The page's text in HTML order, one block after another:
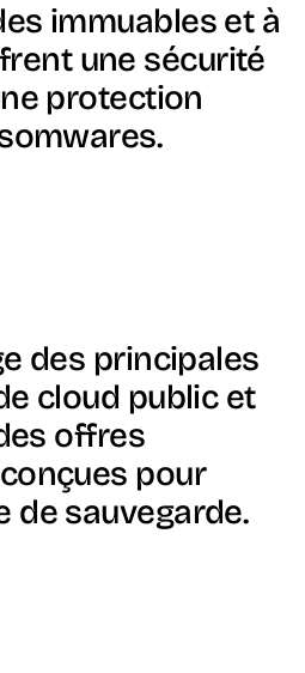
immuables et à
une sécurité
protection
des principales
cloud public et
offres
pour
de sauvegarde.